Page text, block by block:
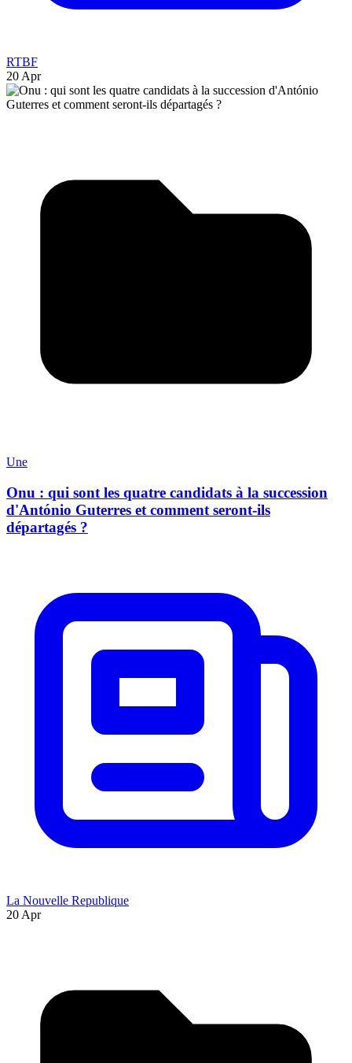
RTBF
20 Apr
Une
Onu : qui sont les quatre candidats à la succession
d'António Guterres et comment seront-ils
départagés ?
La Nouvelle Republique
20 Apr